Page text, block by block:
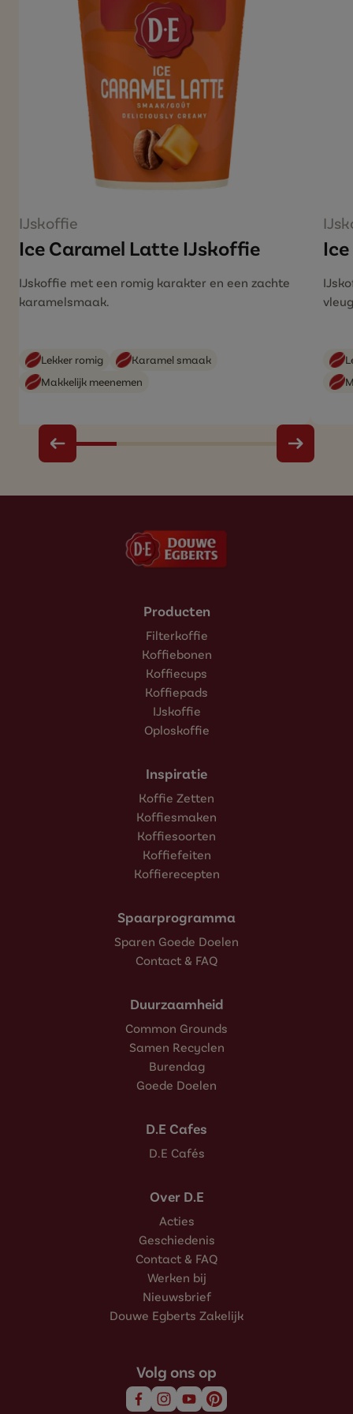
IJskoffie
Ice Caramel Latte IJskoffie
IJskoffie met een romig karakter en een zachte
karamelsmaak.
Lekker romig
Karamel smaak
Makkelijk meenemen
Producten
Filterkoffie
Koffiebonen
Koffiecups
Koffiepads
IJskoffie
Oploskoffie
Inspiratie
Koffie Zetten
Koffiesmaken
Koffiesoorten
Koffiefeiten
Koffierecepten
Spaarprogramma
Sparen Goede Doelen
Contact & FAQ
Duurzaamheid
Common Grounds
Samen Recyclen
Burendag
Goede Doelen
D.E Cafes
D.E Cafés
Over D.E
Acties
Geschiedenis
Contact & FAQ
Werken bij
Nieuwsbrief
Douwe Egberts Zakelijk
Volg ons op